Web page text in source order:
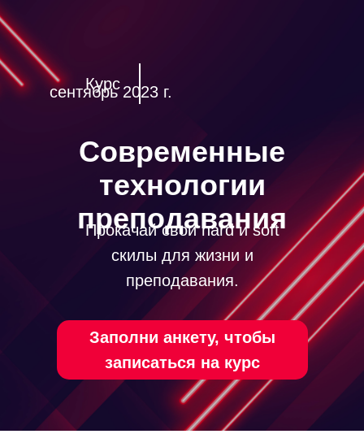
Курс
Прокачай свои hard и soft
скилы для жизни и
преподавания.
Современные
технологии
преподавания
Заполни анкету, чтобы
записаться на курс
сентябрь 2023 г.